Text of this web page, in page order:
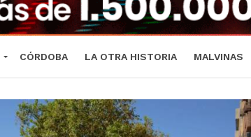
CÓRDOBA LA OTRA HISTORIA MALVINAS